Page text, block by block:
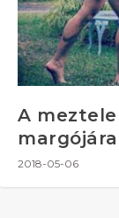
A
2018-05-06